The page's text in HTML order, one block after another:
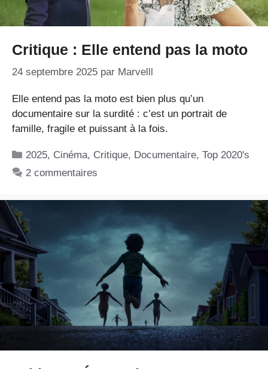
Critique : Elle entend pas la moto
24 septembre 2025 par Marvelll
Elle entend pas la moto est bien plus qu’un
documentaire sur la surdité : c’est un portrait de
famille, fragile et puissant à la fois.
Catégories
2025, Cinéma, Critique, Documentaire,Top 2020's
2 commentaires